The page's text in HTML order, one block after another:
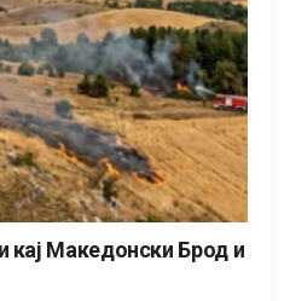
Македонски Брод и